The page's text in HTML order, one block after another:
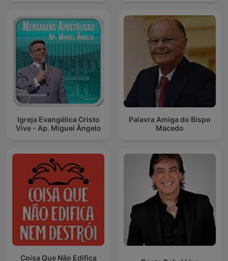
Igreja Evangélica Cristo
Vive - Ap. Miguel Ângelo
Palavra Amiga do Bispo
Macedo
Coisa Que Não Edifica